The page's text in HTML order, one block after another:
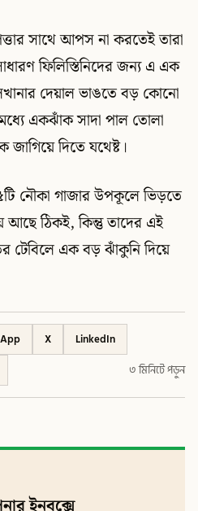
সাথে আপস না করতেই তারা
ফিলিস্তিনিদের জন্য এ এক
দেয়াল ভাঙতে বড় কোনো
একঝাঁক সাদা পাল তোলা
জাগিয়ে দিতে যথেষ্ট।
নৌকা গাজার উপকূলে ভিড়তে
আছে ঠিকই, কিন্তু তাদের এই
টেবিলে এক বড় ঝাঁকুনি দিয়ে
X
LinkedIn
৩ মিনিটে পড়ুন